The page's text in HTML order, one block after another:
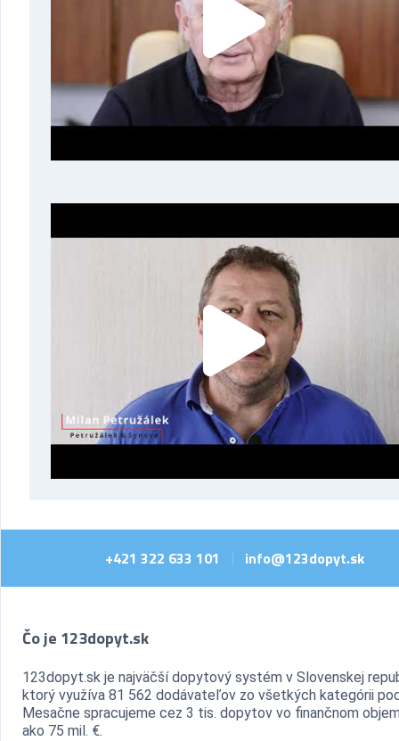
+421 322 633 101 info@123dopyt.sk
Čo je 123dopyt.sk
123dopyt.sk je najväčší dopytový systém v Slovenskej
ktorý využíva 81 562 dodávateľov zo všetkých kategórii
Mesačne spracujeme cez 3 tis. dopytov vo finančnom
ako 75 mil. €.